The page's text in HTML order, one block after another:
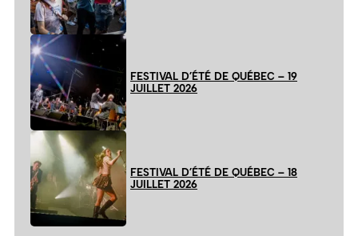
FESTIVAL D’ÉTÉ DE QUÉBEC – 19
JUILLET 2026
FESTIVAL D’ÉTÉ DE QUÉBEC – 18
JUILLET 2026